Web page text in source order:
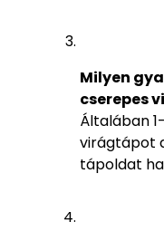
Milyen
cserepes
Általában
virágtápot
tápoldat